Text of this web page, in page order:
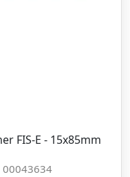
FIS-E - 15x85mm
00043634